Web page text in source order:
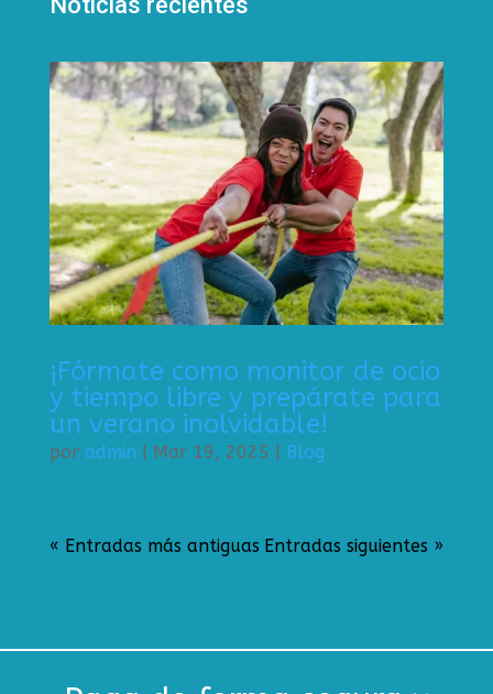
¡Fórmate como monitor de ocio
y tiempo libre y prepárate para
un verano inolvidable!
por admin | Mar 19, 2025 | Blog
« Entradas más antiguas Entradas siguientes »